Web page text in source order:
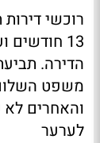
רוכשי
13
הדירה.
משפט השלום
והאחרים לא
לערער